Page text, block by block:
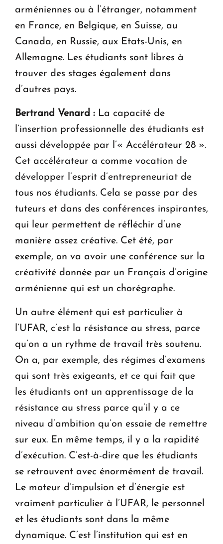
arméniennes ou à l’étranger, notamment
en France, en Belgique, en Suisse, au
Canada, en Russie, aux Etats-Unis, en
Allemagne. Les étudiants sont libres à
trouver des stages également dans
d’autres pays.
Bertrand Venard : La capacité de
l’insertion professionnelle des étudiants est
aussi développée par l’« Accélérateur 28 ».
Cet accélérateur a comme vocation de
développer l’esprit d’entrepreneuriat de
tous nos étudiants. Cela se passe par des
tuteurs et dans des conférences inspirantes,
qui leur permettent de réfléchir d’une
manière assez créative. Cet été, par
exemple, on va avoir une conférence sur la
créativité donnée par un Français d’origine
arménienne qui est un chorégraphe.
Un autre élément qui est particulier à
l’UFAR, c’est la résistance au stress, parce
qu’on a un rythme de travail très soutenu.
On a, par exemple, des régimes d’examens
qui sont très exigeants, et ce qui fait que
les étudiants ont un apprentissage de la
résistance au stress parce qu’il y a ce
niveau d’ambition qu’on essaie de remettre
sur eux. En même temps, il y a la rapidité
d’exécution. C’est-à-dire que les étudiants
se retrouvent avec énormément de travail.
Le moteur d’impulsion et d’énergie est
vraiment particulier à l’UFAR, le personnel
et les étudiants sont dans la même
dynamique. C’est l’institution qui est en